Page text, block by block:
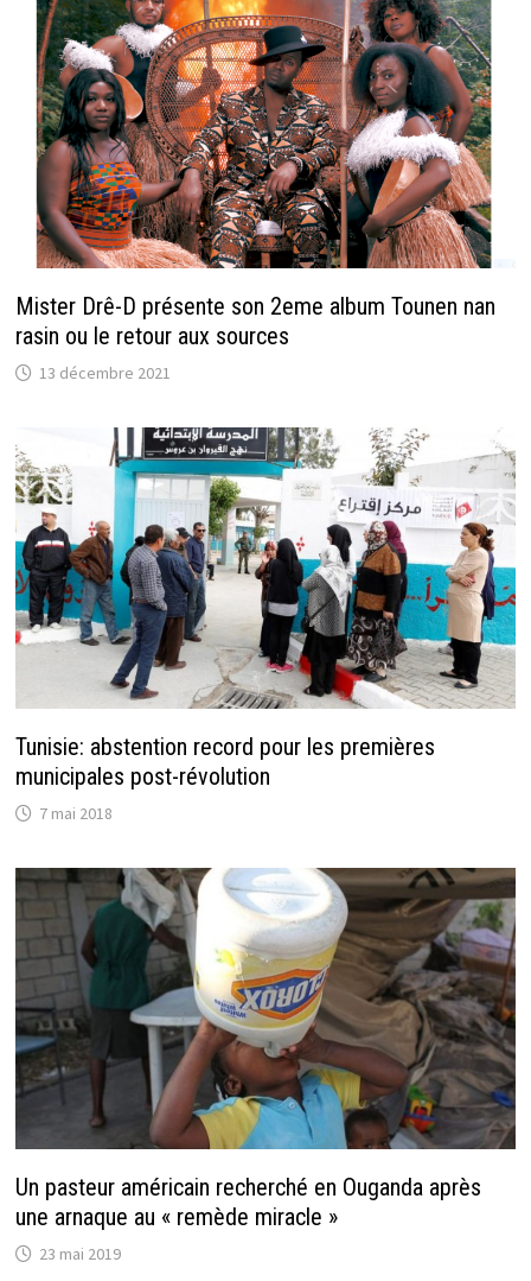
Mister Drê-D présente son 2eme album Tounen nan
rasin ou le retour aux sources
13 décembre 2021
Tunisie: abstention record pour les premières
municipales post-révolution
7 mai 2018
Un pasteur américain recherché en Ouganda après
une arnaque au « remède miracle »
23 mai 2019